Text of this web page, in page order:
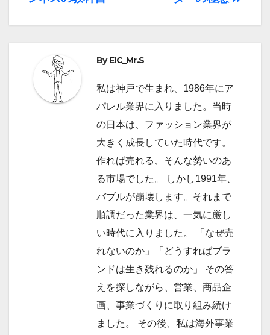
ビ
ー
シ
ByEIC_Mr.S
私は神戸で生まれ、1986年にア
パレル業界に入りました。当時
の日本は、ファッション業界が
大きく成長していた時代です。
作れば売れる、そんな勢いのあ
る市場でした。 しかし1991年、
バブルが崩壊します。それまで
順調だった業界は、一気に厳し
い時代に入りました。 「なぜ売
れないのか」「どうすればブラ
ンドは生き残れるのか」 その答
えを探しながら、営業、商品企
画、事業づくりに取り組み続け
ました。 その後、私は海外事業